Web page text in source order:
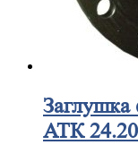
Заглушка
АТК